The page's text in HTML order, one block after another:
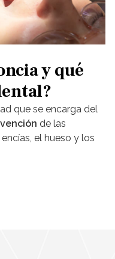
y qué
que se encarga del
de las
el hueso y los
en estas áreas, es
evitar